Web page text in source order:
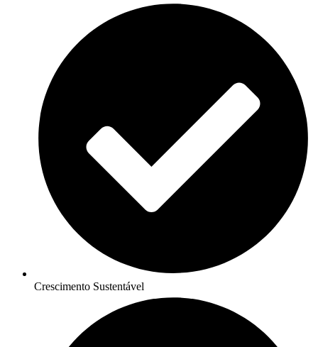
Crescimento Sustentável